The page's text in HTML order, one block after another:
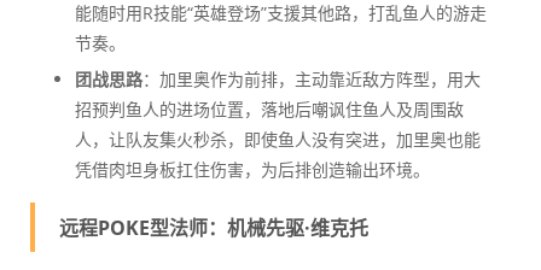
能随时用R技能“英雄登场”支援其他路，打乱鱼人的游走
节奏。
团战思路：加里奥作为前排，主动靠近敌方阵型，用大
招预判鱼人的进场位置，落地后嘲讽住鱼人及周围敌
人，让队友集火秒杀，即使鱼人没有突进，加里奥也能
凭借肉坦身板扛住伤害，为后排创造输出环境。
远程POKE型法师：机械先驱·维克托